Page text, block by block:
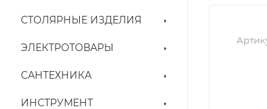
СТОЛЯРНЫЕ ИЗДЕЛИЯ
ЭЛЕКТРОТОВАРЫ
САНТЕХНИКА
ИНСТРУМЕНТ